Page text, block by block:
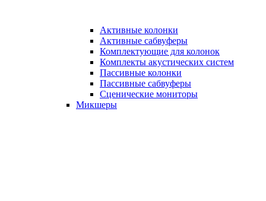
Активные колонки
Активные сабвуферы
Комплектующие для колонок
Комплекты акустических систем
Пассивные колонки
Пассивные сабвуферы
Сценические мониторы
Микшеры